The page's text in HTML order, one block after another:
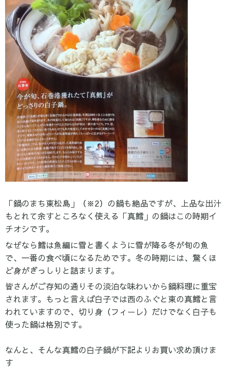
「鍋のまち東松島」（※2）の鍋も絶品ですが、上品な出汁
もとれて余すところなく使える「真鱈」の鍋はこの時期イ
チオシです。
なぜなら鱈は魚編に雪と書くように雪が降る冬が旬の魚
で、一番の食べ頃になるためです。冬の時期には、驚くほ
ど身がぎっしりと詰まります。
皆さんがご存知の通りその淡泊な味わいから鍋料理に重宝
されます。 もっと言えば白子では西のふぐと東の真鱈と言
われていますので、切り身（フィーレ）だけでなく白子も
使った鍋は格別です。
なんと、そんな真鱈の白子鍋が下記よりお買い求め頂けま
す